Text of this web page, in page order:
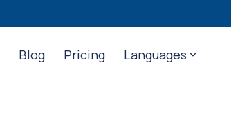
Blog Pricing Languages